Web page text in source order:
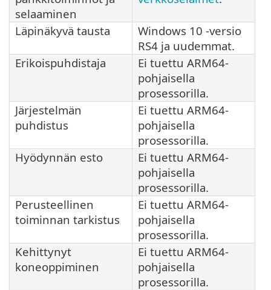
selaaminen
Läpinäkyvä tausta
Windows 10 -versio
RS4 ja uudemmat.
Erikoispuhdistaja
Ei tuettu ARM64-
pohjaisella
prosessorilla.
Järjestelmän
puhdistus
Ei tuettu ARM64-
pohjaisella
prosessorilla.
Hyödynnän esto
Ei tuettu ARM64-
pohjaisella
prosessorilla.
Perusteellinen
toiminnan tarkistus
Ei tuettu ARM64-
pohjaisella
prosessorilla.
Kehittynyt
koneoppiminen
Ei tuettu ARM64-
pohjaisella
prosessorilla.